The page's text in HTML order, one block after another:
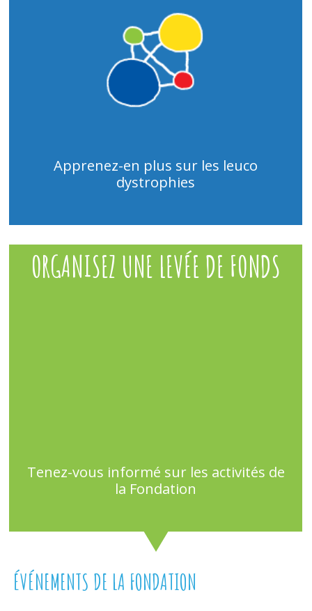
Apprenez-en plus sur les leuco
dystrophies
ORGANISEZ UNE LEVÉE DE FONDS
Tenez-vous informé sur les activités de
la Fondation
ÉVÉNEMENTS DE LA FONDATION